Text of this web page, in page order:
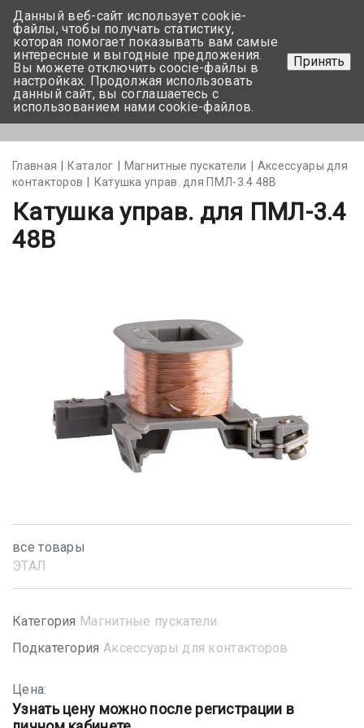
+375 17-350-99-56
+375 44-752-82-08
Задать вопрос
Главная Каталог Магнитные пускатели
Аксессуары для
контакторов
Катушка управ. для ПМЛ-3.4 48В
Катушка управ. для ПМЛ-3.4
48В
все товары
ЭТАЛ
Категория Магнитные пускатели
Подкатегория Аксессуары для контакторов
Цена:
Узнать цену можно после регистрации в
Данный веб-сайт использует cookie-
файлы, чтобы получать статистику,
которая помогает показывать вам самые
интересные и выгодные предложения.
Вы можете отключить coocie-файлы в
настройках. Продолжая использовать
данный сайт, вы соглашаетесь с
использованием нами cookie-файлов.
Принять